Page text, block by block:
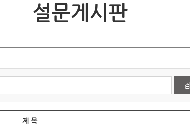
설문게시판
제 목